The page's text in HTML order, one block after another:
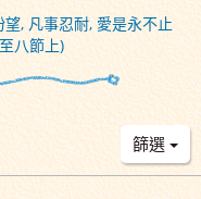
, 凡事忍耐, 愛是永不止
八節上)
篩選